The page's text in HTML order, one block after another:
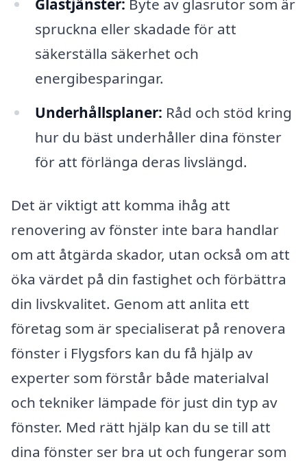
Glastjänster: Byte av glasrutor som är
spruckna eller skadade för att
säkerställa säkerhet och
energibesparingar.
Underhållsplaner: Råd och stöd kring
hur du bäst underhåller dina fönster
för att förlänga deras livslängd.
Det är viktigt att komma ihåg att
renovering av fönster inte bara handlar
om att åtgärda skador, utan också om att
öka värdet på din fastighet och förbättra
din livskvalitet. Genom att anlita ett
företag som är specialiserat på renovera
fönster i Flygsfors kan du få hjälp av
experter som förstår både materialval
och tekniker lämpade för just din typ av
fönster. Med rätt hjälp kan du se till att
dina fönster ser bra ut och fungerar som